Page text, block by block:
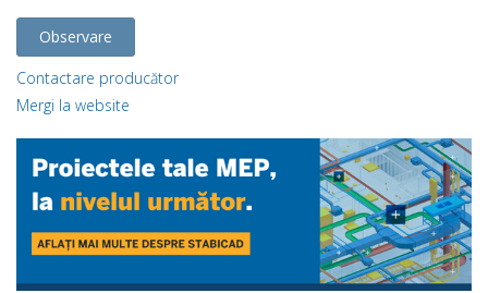
Observare
Contactare producător
Mergi la website